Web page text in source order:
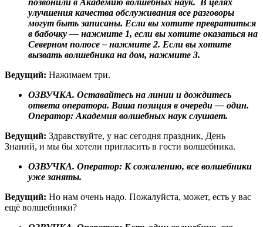
позвонили в Академию волшебных наук. В целях
улучшения качества обслуживания все разговоры
могут быть записаны. Если вы хотите превратиться
в бабочку — нажмите 1, если вы хотите оказаться на
Северном полюсе – нажмите 2. Если вы хотите
вызвать волшебника на дом, нажмите 3.
Ведущий: Нажимаем три.
ОЗВУЧКА. Оставайтесь на линии и дождитесь
ответа оператора. Ваша позиция в очереди — один.
Оператор: Академия волшебных наук слушает.
Ведущий: Здравствуйте, у нас сегодня праздник, День
Знаний, и мы бы хотели пригласить в гости волшебника.
ОЗВУЧКА. Оператор: К сожалению, все волшебники
уже заняты.
Ведущий: Но нам очень надо. Пожалуйста, может, есть у вас
ещё волшебники?